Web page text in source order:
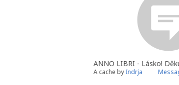
ANNO LIBRI - Lásko!
A cache by Indrja